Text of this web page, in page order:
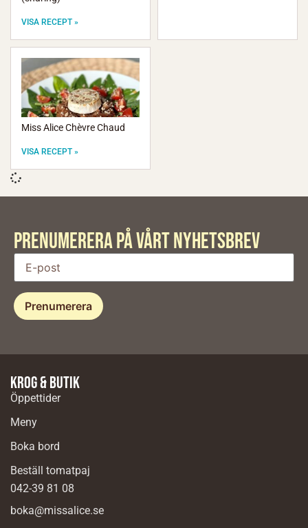
VISA RECEPT »
Miss Alice Chèvre Chaud
VISA RECEPT »
PRENUMERERA PÅ VÅRT Nyhetsbrev
Krog & butik
Öppettider
Meny
Boka bord
Beställ tomatpaj
042-39 81 08
boka@missalice.se